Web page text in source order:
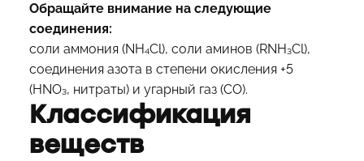
Обращайте внимание на следующие
соединения:
соли аммония (NH₄Cl), соли аминов (RNH₃Cl),
соединения азота в степени окисления +5
(HNO₃, нитраты) и угарный газ (CO).
Классификация
веществ